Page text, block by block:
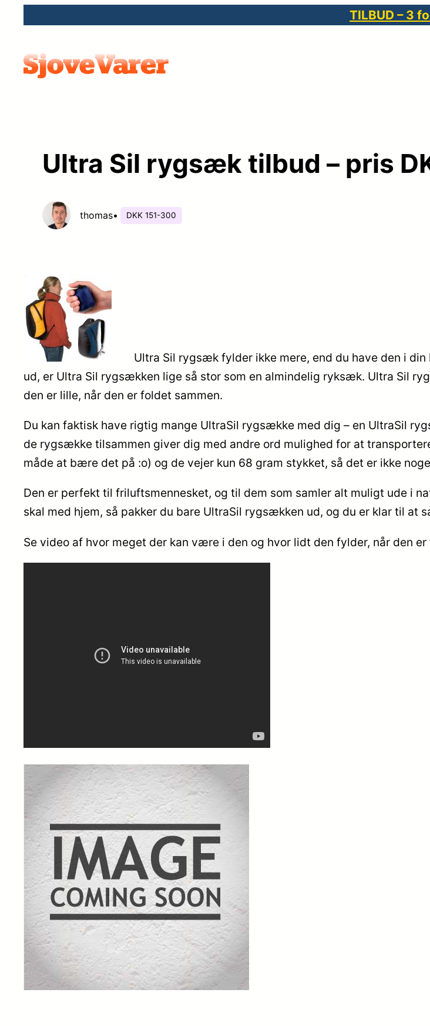
indhold
TILBUD – 3
Ultra Sil rygsæk tilbud – pris
thomas• DKK 151-300
Ultra Sil rygsæk fylder ikke mere, end du have den i
ud, er Ultra Sil rygsækken lige så stor som en almindelig ryksæk. Ultra Sil
den er lille, når den er foldet sammen.
Du kan faktisk have rigtig mange UltraSil rygsække med dig – en UltraSil
de rygsække tilsammen giver dig med andre ord mulighed for at
måde at bære det på :o) og de vejer kun 68 gram stykket, så det er ikke
Den er perfekt til friluftsmennesket, og til dem som samler alt muligt ude i
skal med hjem, så pakker du bare UltraSil rygsækken ud, og du er klar til at
Se video af hvor meget der kan være i den og hvor lidt den fylder, når den